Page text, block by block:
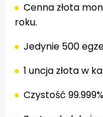
Cenna złota
roku.
Jedynie 500
1 uncja złota w
Czystość